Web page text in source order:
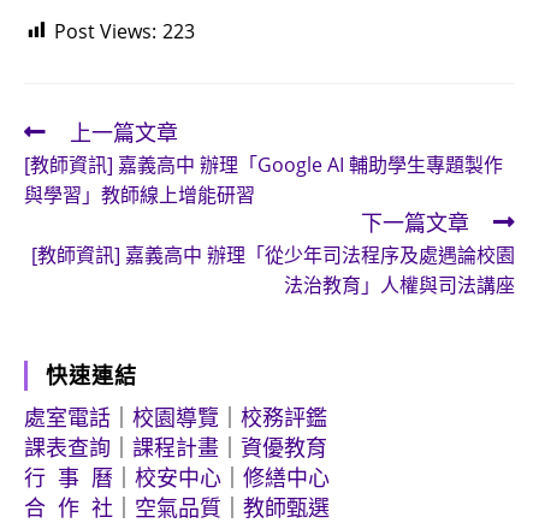
Post Views: 223
Read
more
articles
上一篇文章
[教師資訊] 嘉義高中 辦理「Google AI 輔助學生專題製作
與學習」教師線上增能研習
下一篇文章
[教師資訊] 嘉義高中 辦理「從少年司法程序及處遇論校園
法治教育」人權與司法講座
快速連結
處室電話
校園導覽
校務評鑑
課表查詢
課程計畫
資優教育
行 事 曆
校安中心
修繕中心
合 作 社
空氣品質 教師甄選